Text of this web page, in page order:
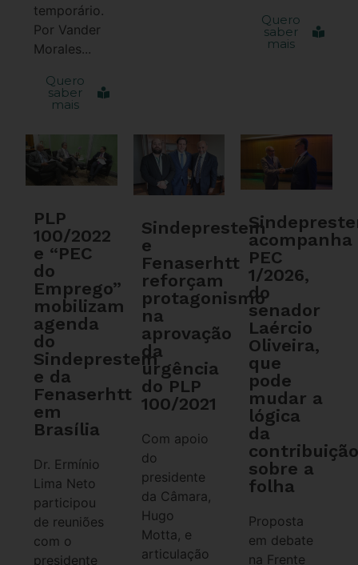
temporário.
Por Vander
Morales...
Quero
saber
mais
Quero
saber
mais
PLP
100/2022
e “PEC
do
Emprego”
mobilizam
agenda
do
Sindeprestem
e da
Fenaserhtt
em
Brasília
Dr. Ermínio
Lima Neto
participou
de reuniões
com o
presidente
Sindeprestem
e
Fenaserhtt
reforçam
protagonismo
na
aprovação
da
urgência
do PLP
100/2021
Com apoio
do
presidente
da Câmara,
Hugo
Motta, e
articulação
acompanha
PEC
1/2026,
do
senador
Laércio
Oliveira,
que
pode
mudar a
lógica
da
sobre a
folha
Proposta
em debate
na Frente